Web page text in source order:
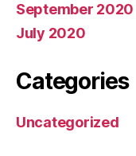
September 2020
July 2020
Categories
Uncategorized